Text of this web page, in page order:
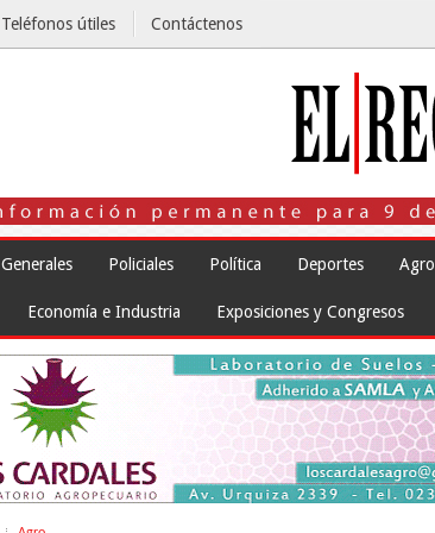
Teléfonos útiles Contáctenos
Generales Policiales Política Deportes Agro
Economía e Industria Exposiciones y Congresos